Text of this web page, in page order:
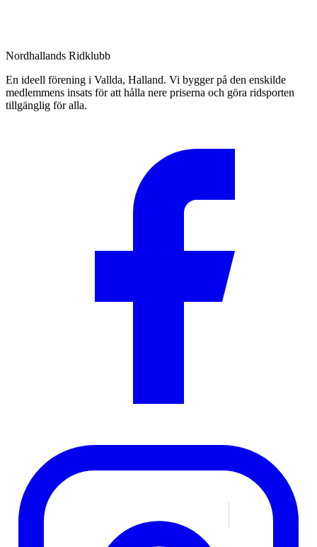
Nordhallands Ridklubb
En ideell förening i Vallda, Halland. Vi bygger på den enskilde
medlemmens insats för att hålla nere priserna och göra ridsporten
tillgänglig för alla.